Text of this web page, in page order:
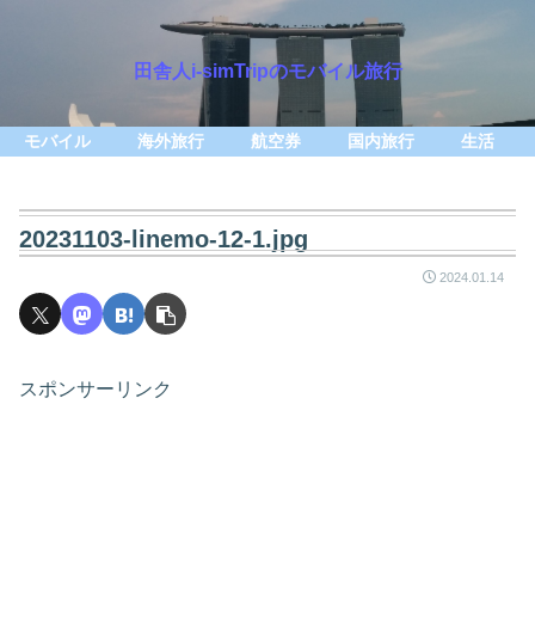
田舎人i-simTripのモバイル旅行
モバイル 海外旅行 航空券 国内旅行 生活
20231103-linemo-12-1.jpg
2024.01.14
スポンサーリンク